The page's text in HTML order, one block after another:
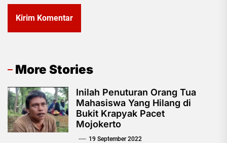
More Stories
Inilah Penuturan Orang Tua
Mahasiswa Yang Hilang di
Bukit Krapyak Pacet
Mojokerto
19 September 2022